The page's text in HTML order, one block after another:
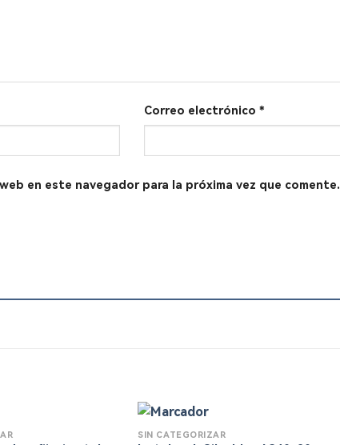
Correo electrónico *
en este navegador para la próxima vez que comente.
SIN CATEGORIZAR